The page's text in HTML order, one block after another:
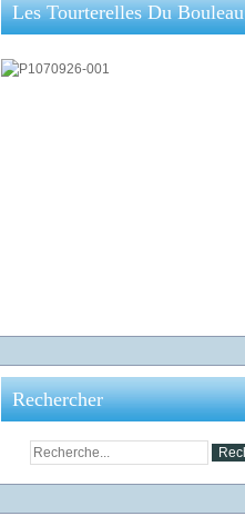
Les Tourterelles Du Bouleau
Rechercher